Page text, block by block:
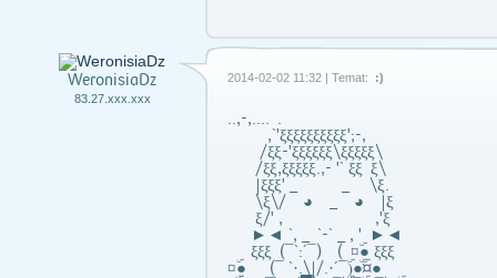
WeronisiaDz
83.27.xxx.xxx
2014-02-02 11:32 | Temat: :)
..,-,.... .
,`'ξξξξξξξξξξ';-,
/ξξ-'ξξξξξξ\ξξξξξ\
/ξξ,ξξξξξ.,- '` ξξ ξ\
|ξξξ' _ _ \ξ.
\ξ\/ ◕ _ ◕ |ξ
ξ/' , ,'ξ
►◄ `, _ `-` _ , ' ►◄
ξξξ (¯`:´¯) ( ¤ۣۜ● ξξξ
¤ۣۜ● (¯ `·.\|/.·´¯)ۣۜ●¤ۣۜ●